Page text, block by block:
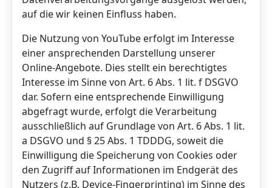
auf die wir keinen Einfluss haben.
Die Nutzung von YouTube erfolgt im Interesse
einer ansprechenden Darstellung unserer
Online-Angebote. Dies stellt ein berechtigtes
Interesse im Sinne von Art. 6 Abs. 1 lit. f DSGVO
dar. Sofern eine entsprechende Einwilligung
abgefragt wurde, erfolgt die Verarbeitung
ausschließlich auf Grundlage von Art. 6 Abs. 1 lit.
a DSGVO und § 25 Abs. 1 TDDDG, soweit die
Einwilligung die Speicherung von Cookies oder
den Zugriff auf Informationen im Endgerät des
Nutzers (z.B. Device-Fingerprinting) im Sinne des